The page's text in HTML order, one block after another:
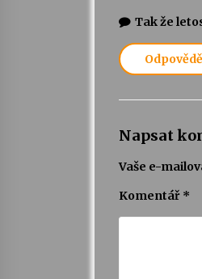
Tak že
Napsat
Vaše e-
Komentář *